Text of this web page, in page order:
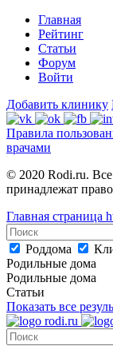
Главная
Рейтинг
Статьи
Форум
Войти
Добавить клинику
Правила
врачами
© 2020 Rodi.ru.
принадлежат
Главная страница
Роддома
Родильные дома
Родильные дома
Статьи
Показать все